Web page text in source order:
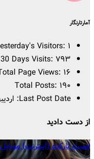
آمارتارنگار
Visitors: ۱
Days Visits: ۷۹۳
Page Views: ۱۶
Total Posts: ۱۹۰
Last Post Date:
از دست دادید
امنیتتارکده (اینترنت)